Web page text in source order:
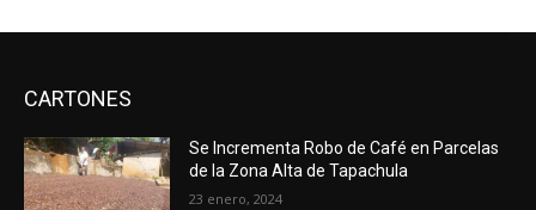
CARTONES
Se Incrementa Robo de Café en Parcelas
de la Zona Alta de Tapachula
23 enero, 2024